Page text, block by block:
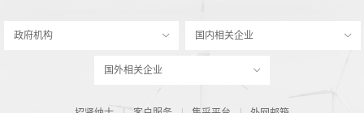
政府机构 国内相关企业
国外相关企业